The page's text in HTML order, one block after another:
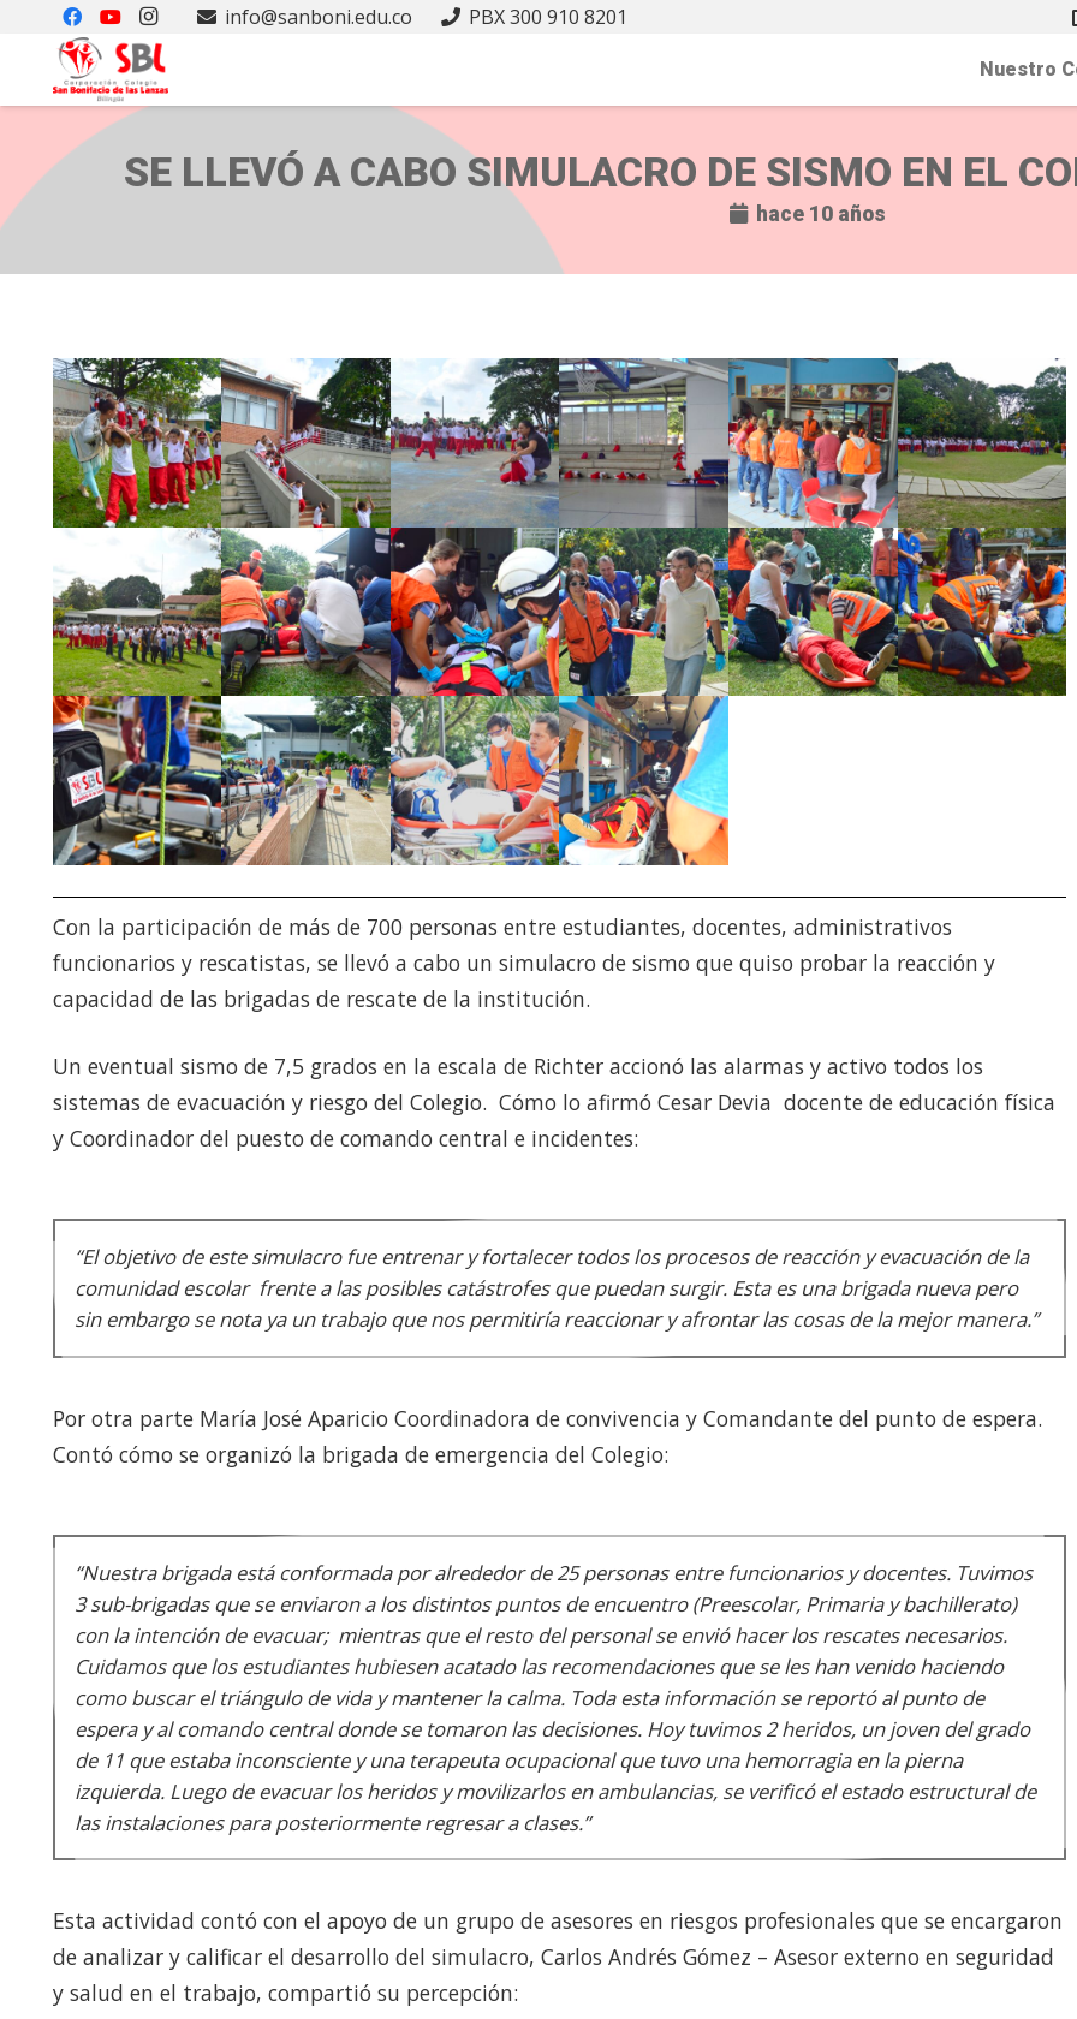
info@sanboni.edu.co PBX 300 910 8201
Nuestro
SE LLEVÓ A CABO SIMULACRO DE SISMO EN EL
hace 10 años
Con la participación de más de 700 personas entre estudiantes, docentes, administrativos
funcionarios y rescatistas, se llevó a cabo un simulacro de sismo que quiso probar la reacción y
capacidad de las brigadas de rescate de la institución.
Un eventual sismo de 7,5 grados en la escala de Richter accionó las alarmas y activo todos los
sistemas de evacuación y riesgo del Colegio. Cómo lo afirmó Cesar Devia docente de educación física
y Coordinador del puesto de comando central e incidentes:
“El objetivo de este simulacro fue entrenar y fortalecer todos los procesos de reacción y evacuación de la
comunidad escolar frente a las posibles catástrofes que puedan surgir. Esta es una brigada nueva pero
sin embargo se nota ya un trabajo que nos permitiría reaccionar y afrontar las cosas de la mejor manera.”
Por otra parte María José Aparicio Coordinadora de convivencia y Comandante del punto de espera.
Contó cómo se organizó la brigada de emergencia del Colegio:
“Nuestra brigada está conformada por alrededor de 25 personas entre funcionarios y docentes. Tuvimos
3 sub-brigadas que se enviaron a los distintos puntos de encuentro (Preescolar, Primaria y bachillerato)
con la intención de evacuar; mientras que el resto del personal se envió hacer los rescates necesarios.
Cuidamos que los estudiantes hubiesen acatado las recomendaciones que se les han venido haciendo
como buscar el triángulo de vida y mantener la calma. Toda esta información se reportó al punto de
espera y al comando central donde se tomaron las decisiones. Hoy tuvimos 2 heridos, un joven del grado
de 11 que estaba inconsciente y una terapeuta ocupacional que tuvo una hemorragia en la pierna
izquierda. Luego de evacuar los heridos y movilizarlos en ambulancias, se verificó el estado estructural de
las instalaciones para posteriormente regresar a clases.”
Esta actividad contó con el apoyo de un grupo de asesores en riesgos profesionales que se encargaron
de analizar y calificar el desarrollo del simulacro, Carlos Andrés Gómez – Asesor externo en seguridad
y salud en el trabajo, compartió su percepción: